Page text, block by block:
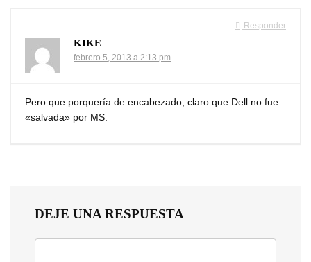
Responder
KIKE
febrero 5, 2013 a 2:13 pm
Pero que porquería de encabezado, claro que Dell no fue
«salvada» por MS.
DEJE UNA RESPUESTA